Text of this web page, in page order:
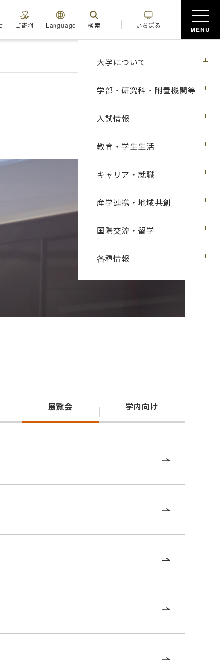
大学について
学部・研究科・附置機関等
入試情報
教育・学生生活
キャリア・就職
産学連携・地域共創
国際交流・留学
各種情報
ご寄附 Language 検索 いちぽる
MENU
展覧会 学内向け